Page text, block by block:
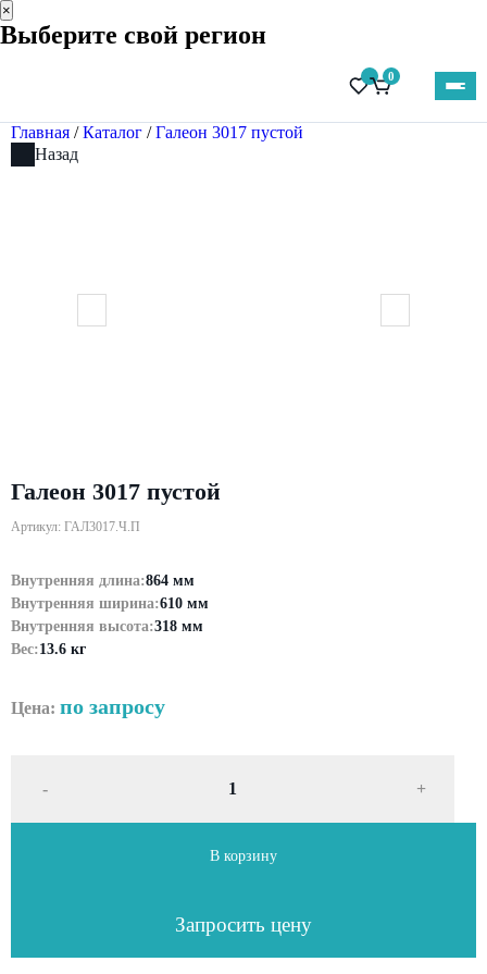
×
Выберите свой регион
0
Главная / Каталог / Галеон 3017 пустой
Назад
Галеон 3017 пустой
Артикул: ГАЛ3017.Ч.П
Внутренняя длина:864 мм
Внутренняя ширина:610 мм
Внутренняя высота:318 мм
Вес:13.6 кг
Цена: по запросу
- +
В корзину
Запросить цену